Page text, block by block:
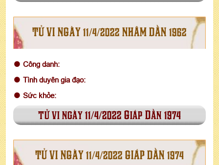
TỬ VI NGÀY 11/4/2022 NHÂM DẦN 1962
Công danh:
Tình duyên gia đạo:
Sức khỏe:
tử vi ngày 11/4/2022 Giáp Dần 1974
TỬ VI NGÀY 11/4/2022 GIÁP DẦN 1974